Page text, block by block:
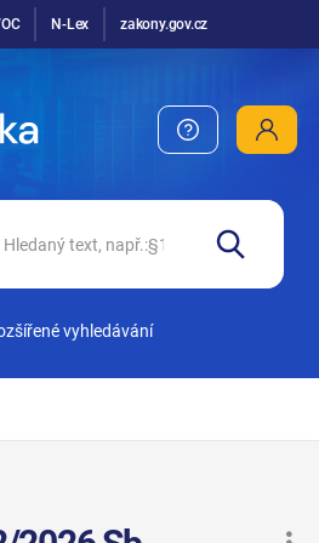
N-Lex zakony.gov.cz
vyhledávání